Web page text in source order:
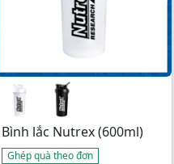
Bình lắc Nutrex (600ml)
Ghép quà theo đơn